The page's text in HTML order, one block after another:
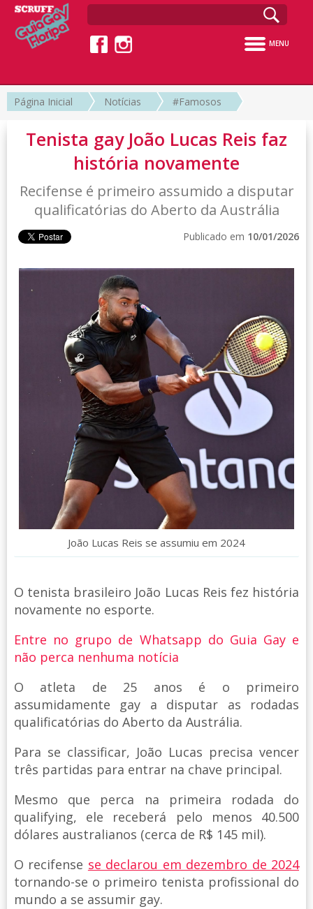
MENU
Página Inicial Notícias #Famosos
Tenista gay João Lucas Reis faz
história novamente
Recifense é primeiro assumido a disputar
qualificatórias do Aberto da Austrália
Publicado em 10/01/2026
João Lucas Reis se assumiu em 2024
O tenista brasileiro João Lucas Reis fez história
novamente no esporte.
Entre no grupo de Whatsapp do Guia Gay e
não perca nenhuma notícia
O atleta de 25 anos é o primeiro
assumidamente gay a disputar as rodadas
qualificatórias do Aberto da Austrália.
Para se classificar, João Lucas precisa vencer
três partidas para entrar na chave principal.
Mesmo que perca na primeira rodada do
qualifying, ele receberá pelo menos 40.500
dólares australianos (cerca de R$ 145 mil).
O recifense se declarou em dezembro de 2024
tornando-se o primeiro tenista profissional do
mundo a se assumir gay.